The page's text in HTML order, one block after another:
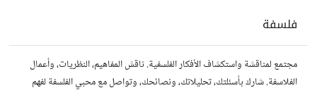
فلسفة
مجتمع لمناقشة واستكشاف الأفكار الفلسفية. ناقش المفاهيم، النظريات، وأعمال
الفلاسفة. شارك بأسئلتك، تحليلاتك، ونصائحك، وتواصل مع محبي الفلسفة لفهم